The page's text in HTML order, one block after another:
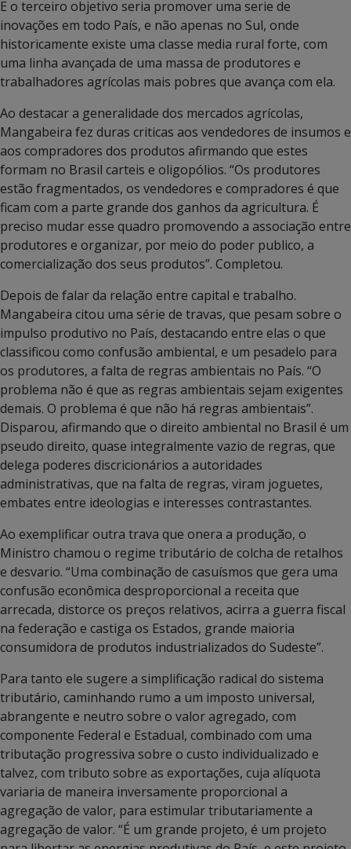
E o terceiro objetivo seria promover uma serie de
inovações em todo País, e não apenas no Sul, onde
historicamente existe uma classe media rural forte, com
uma linha avançada de uma massa de produtores e
trabalhadores agrícolas mais pobres que avança com ela.
Ao destacar a generalidade dos mercados agrícolas,
Mangabeira fez duras criticas aos vendedores de insumos e
aos compradores dos produtos afirmando que estes
formam no Brasil carteis e oligopólios. “Os produtores
estão fragmentados, os vendedores e compradores é que
ficam com a parte grande dos ganhos da agricultura. É
preciso mudar esse quadro promovendo a associação entre
produtores e organizar, por meio do poder publico, a
comercialização dos seus produtos”. Completou.
Depois de falar da relação entre capital e trabalho.
Mangabeira citou uma série de travas, que pesam sobre o
impulso produtivo no País, destacando entre elas o que
classificou como confusão ambiental, e um pesadelo para
os produtores, a falta de regras ambientais no País. “O
problema não é que as regras ambientais sejam exigentes
demais. O problema é que não há regras ambientais”.
Disparou, afirmando que o direito ambiental no Brasil é um
pseudo direito, quase integralmente vazio de regras, que
delega poderes discricionários a autoridades
administrativas, que na falta de regras, viram joguetes,
embates entre ideologias e interesses contrastantes.
Ao exemplificar outra trava que onera a produção, o
Ministro chamou o regime tributário de colcha de retalhos
e desvario. “Uma combinação de casuísmos que gera uma
confusão econômica desproporcional a receita que
arrecada, distorce os preços relativos, acirra a guerra fiscal
na federação e castiga os Estados, grande maioria
consumidora de produtos industrializados do Sudeste”.
Para tanto ele sugere a simplificação radical do sistema
tributário, caminhando rumo a um imposto universal,
abrangente e neutro sobre o valor agregado, com
componente Federal e Estadual, combinado com uma
tributação progressiva sobre o custo individualizado e
talvez, com tributo sobre as exportações, cuja alíquota
variaria de maneira inversamente proporcional a
agregação de valor, para estimular tributariamente a
agregação de valor. “É um grande projeto, é um projeto